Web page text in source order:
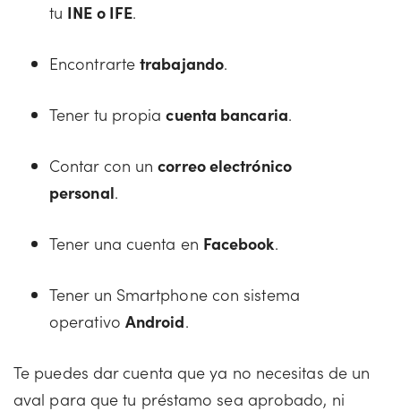
tu INE o IFE.
Encontrartetrabajando.
Tener tu propiacuenta bancaria.
Contar con uncorreo electrónico
personal.
Tener una cuenta en Facebook.
Tener un Smartphone con sistema
operativo Android.
Te puedes dar cuenta que ya no necesitas de un
aval para que tu préstamo sea aprobado, ni